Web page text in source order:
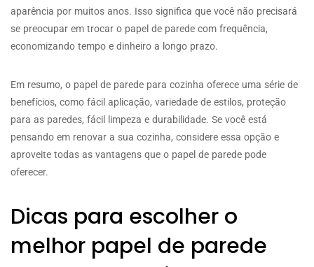
aparência por muitos anos. Isso significa que você não precisará
se preocupar em trocar o papel de parede com frequência,
economizando tempo e dinheiro a longo prazo.
Em resumo, o papel de parede para cozinha oferece uma série de
benefícios, como fácil aplicação, variedade de estilos, proteção
para as paredes, fácil limpeza e durabilidade. Se você está
pensando em renovar a sua cozinha, considere essa opção e
aproveite todas as vantagens que o papel de parede pode
oferecer.
Dicas para escolher o
melhor papel de parede